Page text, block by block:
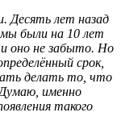
Десять лет назад
были на 10 лет
оно не забыто. Но
срок,
делать то, что
именно
такого